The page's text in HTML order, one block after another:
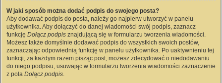
W jaki sposób można dodać podpis do swojego posta?
Aby dodawać podpis do posta, należy go najpierw utworzyć w panelu
użytkownika. Aby dołączyć do danej wiadomości swój podpis, zaznacz
funkcję Dołącz podpis znajdującą się w formularzu tworzenia wiadomości.
Możesz także domyślnie dodawać podpis do wszystkich swoich postów,
zaznaczając odpowiednią funkcję w panelu użytkownika. Po uaktywnieniu tej
funkcji, za każdym razem pisząc post, możesz zdecydować o niedodawaniu
do niego podpisu, usuwając w formularzu tworzenia wiadomości zaznaczenie
z pola Dołącz podpis.